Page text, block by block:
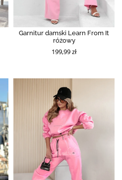
Garnitur damski Learn From It
różowy
199,99 zł